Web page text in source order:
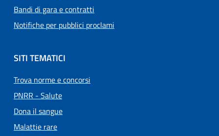
Bandi di gara e contratti
Notifiche per pubblici proclami
SITI TEMATICI
Trova norme e concorsi
PNRR - Salute
Dona il sangue
Malattie rare